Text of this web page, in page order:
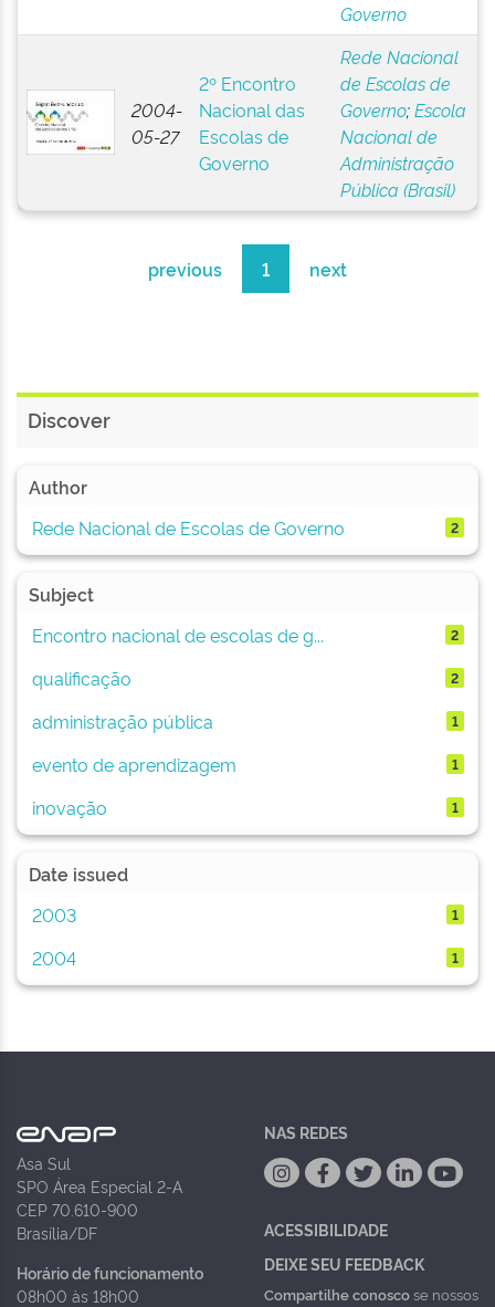
Governo
2004-
05-27
2º Encontro
Nacional das
Escolas de
Governo
Rede Nacional
de Escolas de
Governo;Escola
Nacional de
Administração
Pública (Brasil)
previous 1 next
Discover
Author
Rede Nacional de Escolas de Governo
2
Subject
Encontro nacional de escolas de g...
2
qualificação 2
administração pública 1
evento de aprendizagem 1
inovação 1
Date issued
2003
1
2004 1
Asa Sul
SPO Área Especial 2-A
CEP 70.610-900
Brasília/DF
Horário de funcionamento
08h00 às 18h00
NAS REDES
ACESSIBILIDADE
DEIXE SEU FEEDBACK
Compartilhe conoscose nossos